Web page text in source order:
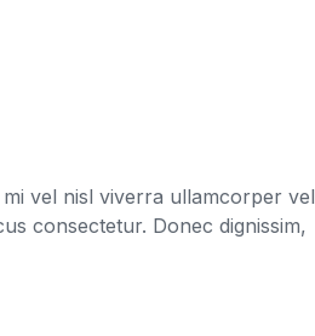
vel nisl viverra ullamcorper vel
consectetur. Donec dignissim,